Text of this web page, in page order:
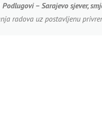
Podlugovi – Sarajevo sjever,
radova uz postavljenu